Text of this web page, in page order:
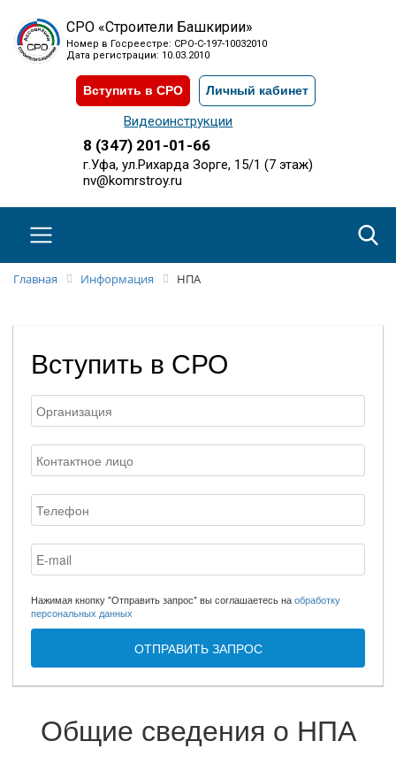
СРО «Строители Башкирии»
Номер в Госреестре: СРО-С-197-10032010
Дата регистрации: 10.03.2010
Вступить в СРО Личный кабинет
Видеоинструкции
8 (347) 201-01-66
г.Уфа, ул.Рихарда Зорге, 15/1 (7 этаж)
nv@komrstroy.ru
Главная Информация НПА
Вступить в СРО
Нажимая кнопку "Отправить запрос" вы соглашаетесь наобработку
персональных данных
ОТПРАВИТЬ ЗАПРОС
Общие сведения о НПА